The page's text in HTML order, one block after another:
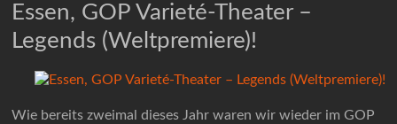
Essen, GOP Varieté-Theater –
Legends (Weltpremiere)!
Wie bereits zweimal dieses Jahr waren wir wieder im GOP